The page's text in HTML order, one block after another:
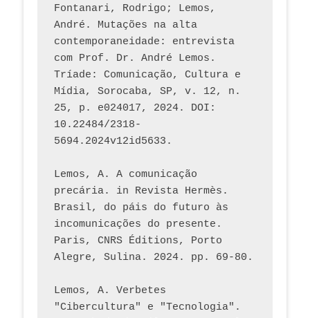
Fontanari, Rodrigo; Lemos,
André. Mutações na alta
contemporaneidade: entrevista
com Prof. Dr. André Lemos.
Tríade: Comunicação, Cultura e
Mídia, Sorocaba, SP, v. 12, n.
25, p. e024017, 2024. DOI:
10.22484/2318-
5694.2024v12id5633.
Lemos, A. A comunicação
precária. in Revista Hermès.
Brasil, do páis do futuro às
incomunicações do presente.
Paris, CNRS Éditions, Porto
Lemos, A. Verbetes
"Cibercultura" e "Tecnologia".